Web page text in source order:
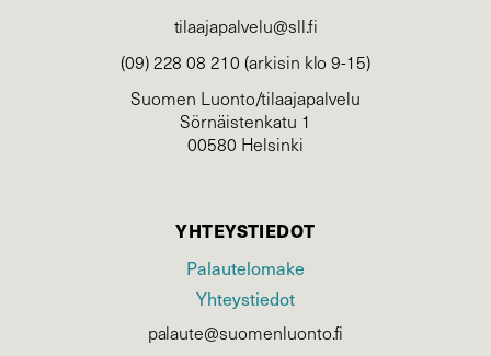
tilaajapalvelu@sll.fi
(09) 228 08 210 (arkisin klo 9-15)
Suomen Luonto/tilaajapalvelu
Sörnäistenkatu 1
00580 Helsinki
YHTEYSTIEDOT
Palautelomake
Yhteystiedot
palaute@suomenluonto.fi